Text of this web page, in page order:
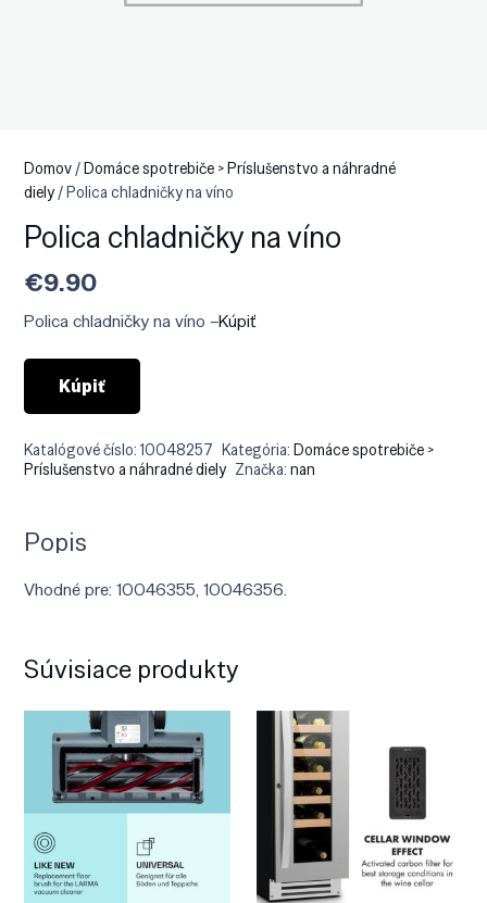
Domov/Domáce spotrebiče > Príslušenstvo a náhradné
diely/ Polica chladničky na víno
Polica chladničky na víno
€9.90
Polica chladničky na víno –Kúpiť
Kúpiť
Katalógové číslo:10048257 Kategória:Domáce spotrebiče >
Príslušenstvo a náhradné diely Značka:nan
Popis
Vhodné pre: 10046355, 10046356.
Súvisiace produkty